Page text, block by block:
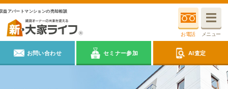
益アパートマンションの売却相談
お電話 メニュー
お問い合わせ セミナー参加 AI査定